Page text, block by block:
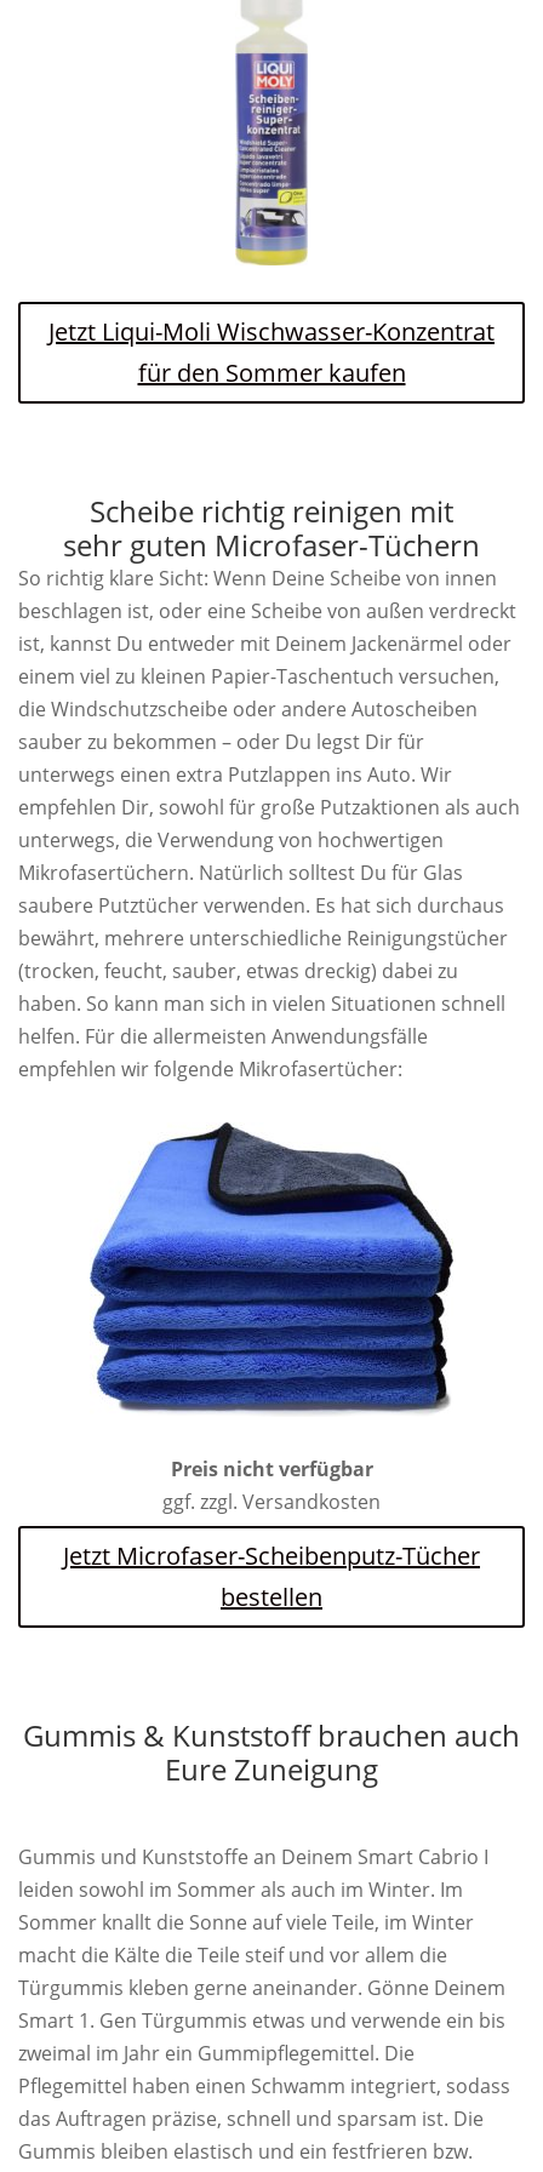
Jetzt Liqui-Moli Wischwasser-Konzentrat
für den Sommer kaufen
Scheibe richtig reinigen mit
sehr guten Microfaser-Tüchern
So richtig klare Sicht: Wenn Deine Scheibe von innen
beschlagen ist, oder eine Scheibe von außen verdreckt
ist, kannst Du entweder mit Deinem Jackenärmel oder
einem viel zu kleinen Papier-Taschentuch versuchen,
die Windschutzscheibe oder andere Autoscheiben
sauber zu bekommen – oder Du legst Dir für
unterwegs einen extra Putzlappen ins Auto. Wir
empfehlen Dir, sowohl für große Putzaktionen als auch
unterwegs, die Verwendung von hochwertigen
Mikrofasertüchern. Natürlich solltest Du für Glas
saubere Putztücher verwenden. Es hat sich durchaus
bewährt, mehrere unterschiedliche Reinigungstücher
(trocken, feucht, sauber, etwas dreckig) dabei zu
haben. So kann man sich in vielen Situationen schnell
helfen. Für die allermeisten Anwendungsfälle
empfehlen wir folgende Mikrofasertücher:
Preis nicht verfügbar
ggf. zzgl. Versandkosten
Jetzt Microfaser-Scheibenputz-Tücher
bestellen
Gummis & Kunststoff brauchen auch
Eure Zuneigung
Gummis und Kunststoffe an Deinem Smart Cabrio I
leiden sowohl im Sommer als auch im Winter. Im
Sommer knallt die Sonne auf viele Teile, im Winter
macht die Kälte die Teile steif und vor allem die
Türgummis kleben gerne aneinander. Gönne Deinem
Smart 1. Gen Türgummis etwas und verwende ein bis
zweimal im Jahr ein Gummipflegemittel. Die
Pflegemittel haben einen Schwamm integriert, sodass
das Auftragen präzise, schnell und sparsam ist. Die
Gummis bleiben elastisch und ein festfrieren bzw.